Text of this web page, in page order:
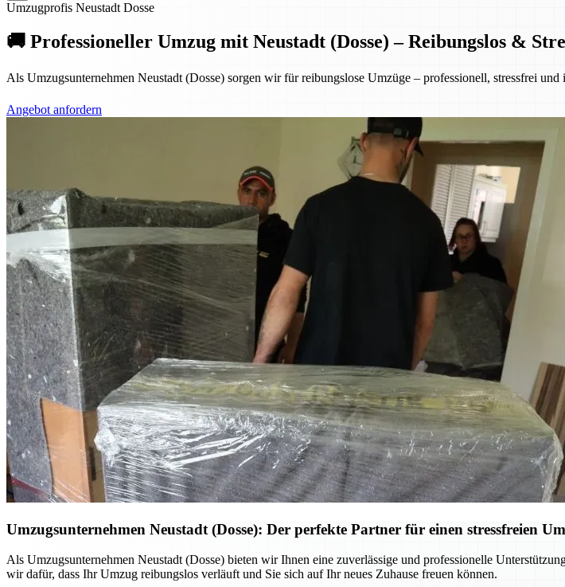
Umzugprofis Neustadt Dosse
🚚 Professioneller Umzug mit Neustadt (Dosse) – Reibungslos &
Als Umzugsunternehmen Neustadt (Dosse) sorgen wir für reibungslose Umzüge – professionell, stressfrei
Angebot anfordern
Umzugsunternehmen Neustadt (Dosse): Der perfekte Partner für einen stressfreien
Als Umzugsunternehmen Neustadt (Dosse) bieten wir Ihnen eine zuverlässige und professionelle
wir dafür, dass Ihr Umzug reibungslos verläuft und Sie sich auf Ihr neues Zuhause freuen können.